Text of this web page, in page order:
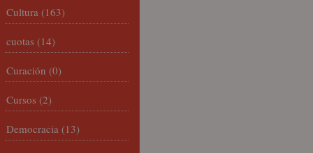
Cultura (163)
cuotas (14)
Curación (0)
Cursos (2)
Democracia (13)